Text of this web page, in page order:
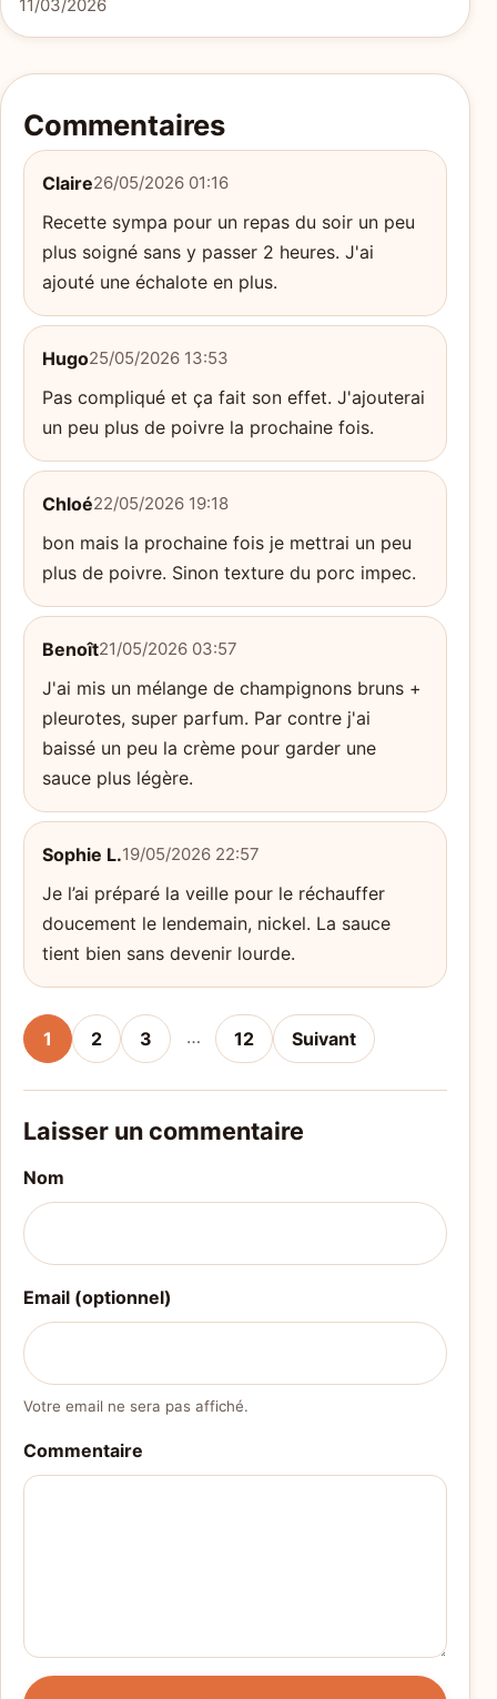
11/03/2026
Commentaires
Claire26/05/2026 01:16
Recette sympa pour un repas du soir un peu
plus soigné sans y passer 2 heures. J'ai
ajouté une échalote en plus.
Hugo25/05/2026 13:53
Pas compliqué et ça fait son effet. J'ajouterai
un peu plus de poivre la prochaine fois.
Chloé22/05/2026 19:18
bon mais la prochaine fois je mettrai un peu
plus de poivre. Sinon texture du porc impec.
Benoît21/05/2026 03:57
J'ai mis un mélange de champignons bruns +
pleurotes, super parfum. Par contre j'ai
baissé un peu la crème pour garder une
sauce plus légère.
Sophie L.19/05/2026 22:57
Je l’ai préparé la veille pour le réchauffer
doucement le lendemain, nickel. La sauce
tient bien sans devenir lourde.
1 2 3 … 12 Suivant
Laisser un commentaire
Nom
Email (optionnel)
Votre email ne sera pas affiché.
Commentaire